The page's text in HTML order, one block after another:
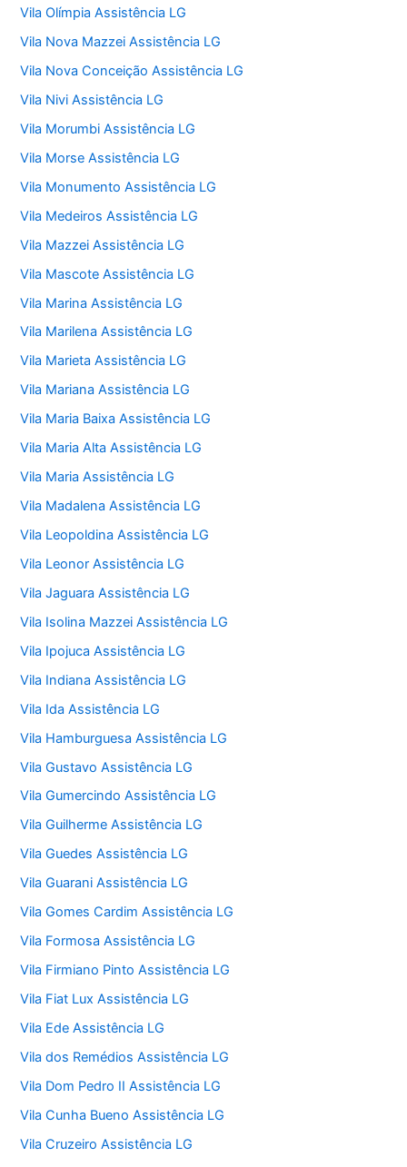
Vila Olímpia Assistência LG
Vila Nova Mazzei Assistência LG
Vila Nova Conceição Assistência LG
Vila Nivi Assistência LG
Vila Morumbi Assistência LG
Vila Morse Assistência LG
Vila Monumento Assistência LG
Vila Medeiros Assistência LG
Vila Mazzei Assistência LG
Vila Mascote Assistência LG
Vila Marina Assistência LG
Vila Marilena Assistência LG
Vila Marieta Assistência LG
Vila Mariana Assistência LG
Vila Maria Baixa Assistência LG
Vila Maria Alta Assistência LG
Vila Maria Assistência LG
Vila Madalena Assistência LG
Vila Leopoldina Assistência LG
Vila Leonor Assistência LG
Vila Jaguara Assistência LG
Vila Isolina Mazzei Assistência LG
Vila Ipojuca Assistência LG
Vila Indiana Assistência LG
Vila Ida Assistência LG
Vila Hamburguesa Assistência LG
Vila Gustavo Assistência LG
Vila Gumercindo Assistência LG
Vila Guilherme Assistência LG
Vila Guedes Assistência LG
Vila Guarani Assistência LG
Vila Gomes Cardim Assistência LG
Vila Formosa Assistência LG
Vila Firmiano Pinto Assistência LG
Vila Fiat Lux Assistência LG
Vila Ede Assistência LG
Vila dos Remédios Assistência LG
Vila Dom Pedro II Assistência LG
Vila Cunha Bueno Assistência LG
Vila Cruzeiro Assistência LG